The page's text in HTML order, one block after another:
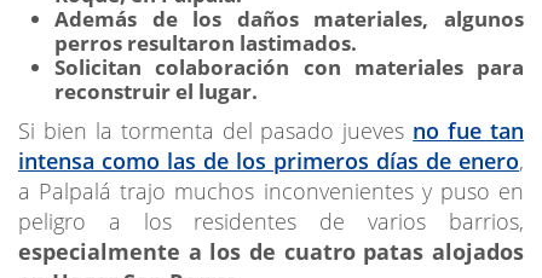
Además de los daños materiales, algunos
perros resultaron lastimados.
Solicitan colaboración con materiales para
reconstruir el lugar.
Si bien la tormenta del pasado jueves no fue tan
intensa como las de los primeros días de enero,
a Palpalá trajo muchos inconvenientes y puso en
peligro a los residentes de varios barrios,
especialmente a los de cuatro patas alojados